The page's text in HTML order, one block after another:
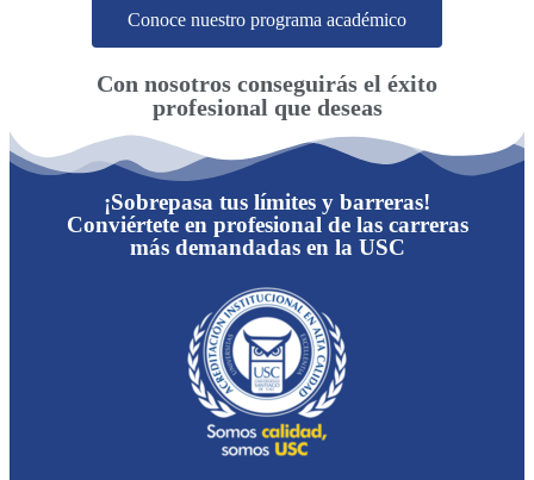
Conoce nuestro programa académico
Con nosotros conseguirás el éxito
profesional que deseas
¡Sobrepasa tus límites y barreras!
Conviértete en profesional de las carreras
más demandadas en la USC